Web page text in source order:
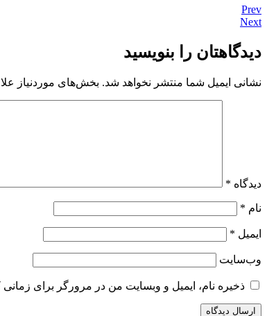
Prev
Next
دیدگاهتان را بنویسید
نشانی ایمیل شما منتشر نخواهد شد. بخش‌های موردنیاز
دیدگاه *
نام *
ایمیل *
وب‌سایت
ذخیره نام، ایمیل و وبسایت من در مرورگر برای